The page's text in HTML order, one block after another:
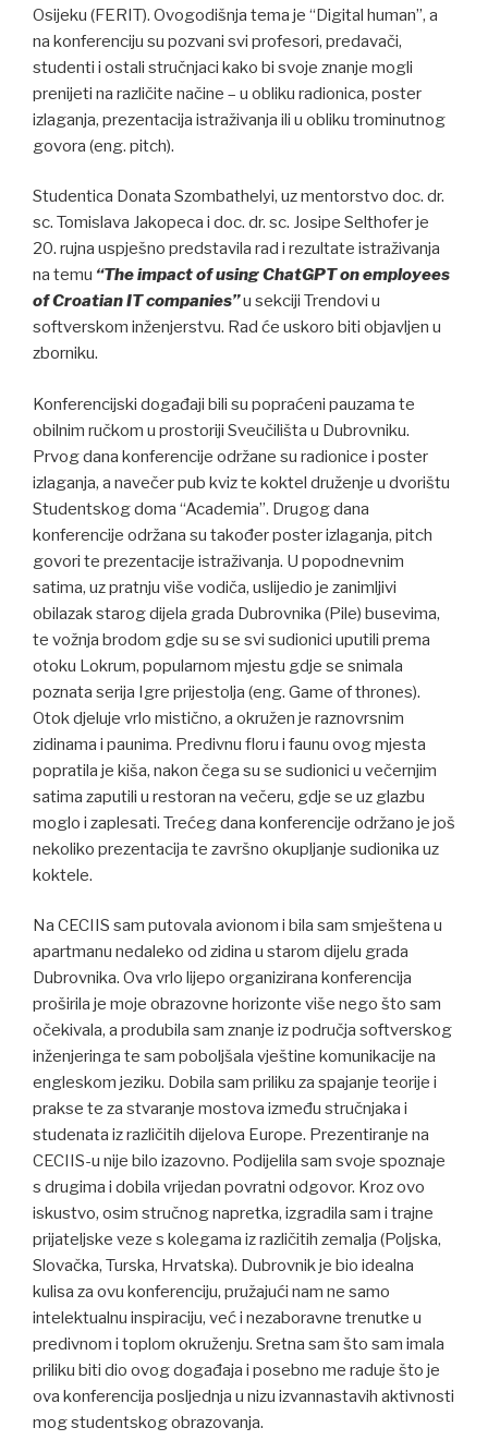
Osijeku (FERIT). Ovogodišnja tema je “Digital human”, a
na konferenciju su pozvani svi profesori, predavači,
studenti i ostali stručnjaci kako bi svoje znanje mogli
prenijeti na različite načine – u obliku radionica, poster
izlaganja, prezentacija istraživanja ili u obliku trominutnog
govora (eng. pitch).
Studentica Donata Szombathelyi, uz mentorstvo doc. dr.
sc. Tomislava Jakopeca i doc. dr. sc. Josipe Selthofer je
20. rujna uspješno predstavila rad i rezultate istraživanja
na temu “The impact of using ChatGPT on employees
of Croatian IT companies”u sekciji Trendovi u
softverskom inženjerstvu. Rad će uskoro biti objavljen u
zborniku.
Konferencijski događaji bili su popraćeni pauzama te
obilnim ručkom u prostoriji Sveučilišta u Dubrovniku.
Prvog dana konferencije održane su radionice i poster
izlaganja, a navečer pub kviz te koktel druženje u dvorištu
Studentskog doma “Academia”. Drugog dana
konferencije održana su također poster izlaganja, pitch
govori te prezentacije istraživanja. U popodnevnim
satima, uz pratnju više vodiča, uslijedio je zanimljivi
obilazak starog dijela grada Dubrovnika (Pile) busevima,
te vožnja brodom gdje su se svi sudionici uputili prema
otoku Lokrum, popularnom mjestu gdje se snimala
poznata serija Igre prijestolja (eng. Game of thrones).
Otok djeluje vrlo mistično, a okružen je raznovrsnim
zidinama i paunima. Predivnu floru i faunu ovog mjesta
popratila je kiša, nakon čega su se sudionici u večernjim
satima zaputili u restoran na večeru, gdje se uz glazbu
moglo i zaplesati. Trećeg dana konferencije održano je još
nekoliko prezentacija te završno okupljanje sudionika uz
koktele.
Na CECIIS sam putovala avionom i bila sam smještena u
apartmanu nedaleko od zidina u starom dijelu grada
Dubrovnika. Ova vrlo lijepo organizirana konferencija
proširila je moje obrazovne horizonte više nego što sam
očekivala, a produbila sam znanje iz područja softverskog
inženjeringa te sam poboljšala vještine komunikacije na
engleskom jeziku. Dobila sam priliku za spajanje teorije i
prakse te za stvaranje mostova između stručnjaka i
studenata iz različitih dijelova Europe. Prezentiranje na
CECIIS-u nije bilo izazovno. Podijelila sam svoje spoznaje
s drugima i dobila vrijedan povratni odgovor. Kroz ovo
iskustvo, osim stručnog napretka, izgradila sam i trajne
prijateljske veze s kolegama iz različitih zemalja (Poljska,
Slovačka, Turska, Hrvatska). Dubrovnik je bio idealna
kulisa za ovu konferenciju, pružajući nam ne samo
intelektualnu inspiraciju, već i nezaboravne trenutke u
predivnom i toplom okruženju. Sretna sam što sam imala
priliku biti dio ovog događaja i posebno me raduje što je
ova konferencija posljednja u nizu izvannastavih aktivnosti
mog studentskog obrazovanja.